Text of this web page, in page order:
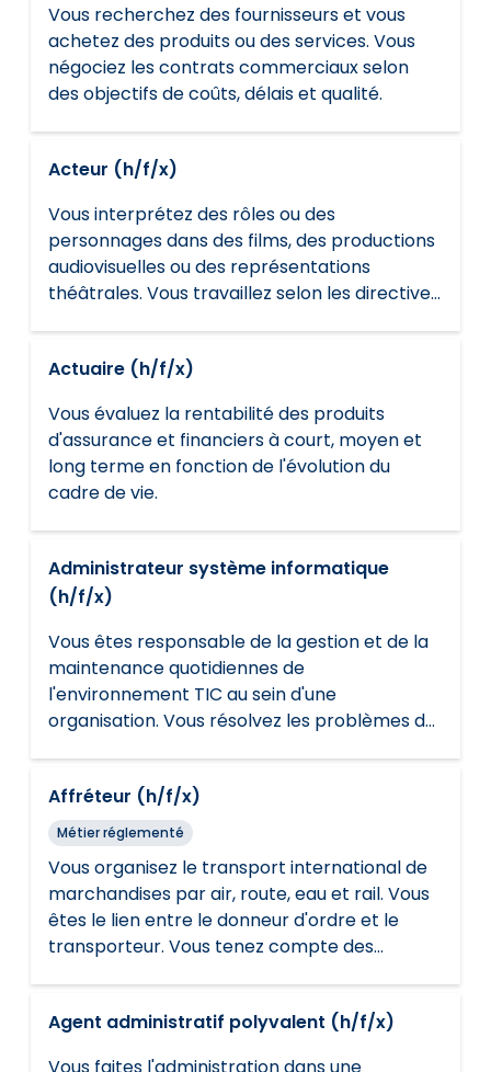
Vous recherchez des fournisseurs et vous
achetez des produits ou des services. Vous
négociez les contrats commerciaux selon
des objectifs de coûts, délais et qualité.
Acteur (h/f/x)
Vous interprétez des rôles ou des
personnages dans des films, des productions
audiovisuelles ou des représentations
théâtrales. Vous travaillez selon les directives
ou de la programmation.
Actuaire (h/f/x)
Vous évaluez la rentabilité des produits
d'assurance et financiers à court, moyen et
long terme en fonction de l'évolution du
cadre de vie.
Administrateur système informatique
(h/f/x)
Vous êtes responsable de la gestion et de la
maintenance quotidiennes de
l'environnement TIC au sein d'une
organisation. Vous résolvez les problèmes de
règlements.
Affréteur (h/f/x)
Métier réglementé
Vous organisez le transport international de
marchandises par air, route, eau et rail. Vous
êtes le lien entre le donneur d'ordre et le
transporteur. Vous tenez compte des
Agent administratif polyvalent (h/f/x)
Vous faites l'administration dans une